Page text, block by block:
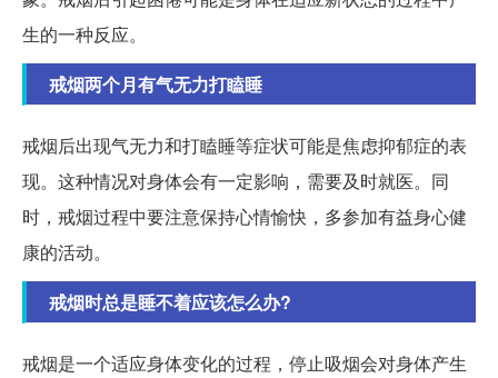
生的一种反应。
戒烟两个月有气无力打瞌睡
戒烟后出现气无力和打瞌睡等症状可能是焦虑抑郁症的表
现。这种情况对身体会有一定影响，需要及时就医。同
时，戒烟过程中要注意保持心情愉快，多参加有益身心健
康的活动。
戒烟时总是睡不着应该怎么办?
戒烟是一个适应身体变化的过程，停止吸烟会对身体产生